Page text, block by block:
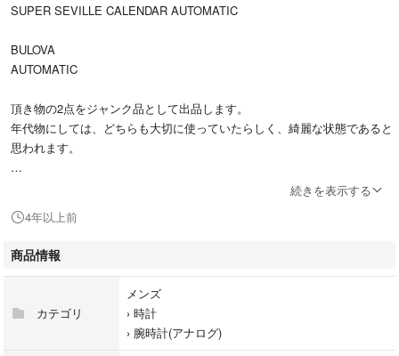
SUPER SEVILLE CALENDAR AUTOMATIC
BULOVA
AUTOMATIC
頂き物の2点をジャンク品として出品します。
年代物にしては、どちらも大切に使っていたらしく、綺麗な状態であると
思われます。
ガラスも目立つ傷が少ないです。
裏蓋は傷がつかないようにシールを貼っていたみたいで、綺麗な状態で
ジャンク品として出品してますので、修理して使ってください。
続きを表示する
4年以上前
商品情報
カテゴリ
メンズ
› 時計
› 腕時計(アナログ)